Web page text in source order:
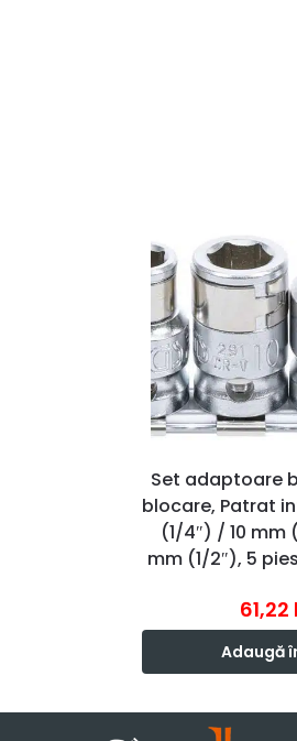
Set adaptoare
blocare, Patrat
(1/4″) / 10 mm
mm (1/2″), 5
61,22
Adaugă